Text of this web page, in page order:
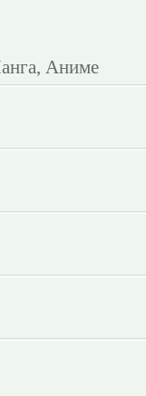
, Аниме